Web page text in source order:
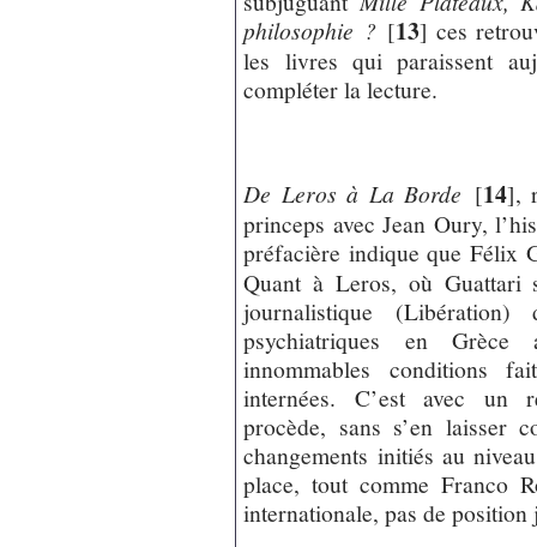
philosophie ? [13] ces
les livres qui paraissent
compléter la lecture.
De Leros à La Borde [14],
princeps avec Jean Oury,
préfacière indique que Félix
Quant à Leros, où Guattari
journalistique
psychiatriques en
innommables conditions
internées. C’est avec un
procède, sans s’en laisser
changements initiés au
place, tout comme Franco
internationale, pas de position